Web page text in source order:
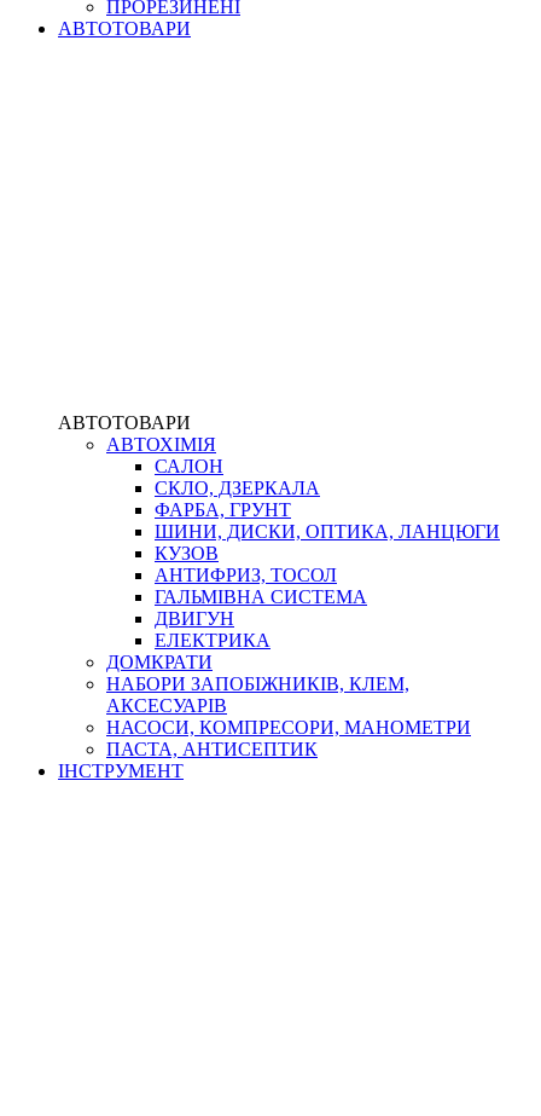
ПРОРЕЗИНЕНІ
АВТОТОВАРИ
АВТОТОВАРИ
АВТОХІМІЯ
САЛОН
СКЛО, ДЗЕРКАЛА
ФАРБА, ГРУНТ
ШИНИ, ДИСКИ, ОПТИКА, ЛАНЦЮГИ
КУЗОВ
АНТИФРИЗ, ТОСОЛ
ГАЛЬМІВНА СИСТЕМА
ДВИГУН
ЕЛЕКТРИКА
ДОМКРАТИ
НАБОРИ ЗАПОБІЖНИКІВ, КЛЕМ,
АКСЕСУАРІВ
НАСОСИ, КОМПРЕСОРИ, МАНОМЕТРИ
ПАСТА, АНТИСЕПТИК
ІНСТРУМЕНТ